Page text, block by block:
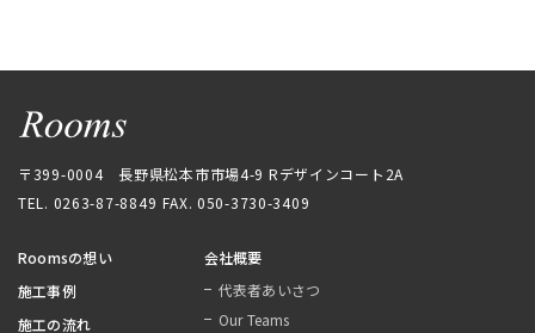
〒399-0004 長野県松本市市場4-9 Rデザインコート2A
TEL. 0263-87-8849 FAX. 050-3730-3409
Roomsの想い
施工事例
施工の流れ
会社概要
代表者あいさつ
Our Teams